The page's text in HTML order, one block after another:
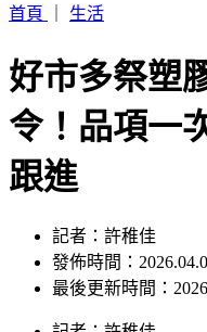
好市多祭塑
令！品項一
跟進
發佈時間：
最後更新時間：